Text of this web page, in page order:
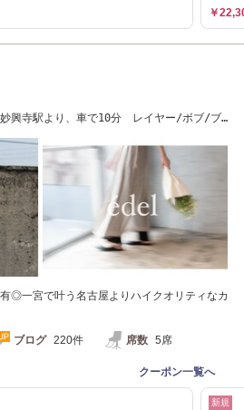
￥
興寺駅より、車で10分 レイヤー/ボブ/ブ
◎一宮で叶う名古屋よりハイクオリティなカ
ブログ 220件 席数 5席
クーポン一覧へ
新規